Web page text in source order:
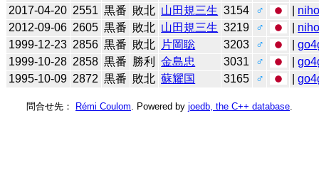
2017-04-20 2551 黒番 敗北 山田規三生 3154 ♂
2012-09-06 2605 黒番 敗北 山田規三生 3219 ♂
1999-12-23 2856 黒番 敗北 片岡聡 3203 ♂ |
1999-10-28 2858 黒番 勝利 金島忠 3031 ♂ |
1995-10-09 2872 黒番 敗北 蘇耀国 3165 ♂ |
問合せ先： Rémi Coulom . Powered by joedb, the C++ database